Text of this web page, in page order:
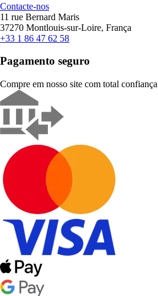
Contacte-nos
11 rue Bernard Maris
37270 Montlouis-sur-Loire, França
+33 1 86 47 62 58
Pagamento seguro
Compre em nosso site com total confiança